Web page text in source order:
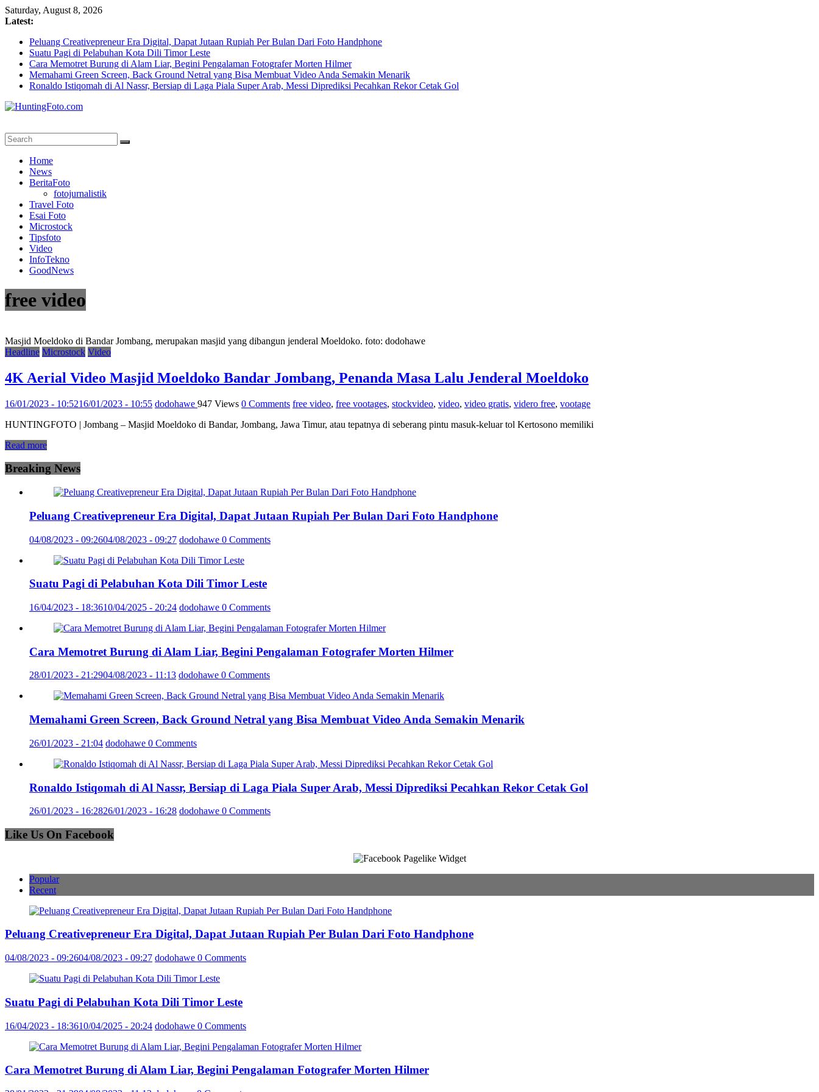
Skip
to
Saturday, August 8, 2026
Latest:
Peluang Creativepreneur Era Digital, Dapat Jutaan Rupiah Per Bulan Dari Foto Handphone
Suatu Pagi di Pelabuhan Kota Dili Timor Leste
Cara Memotret Burung di Alam Liar, Begini Pengalaman Fotografer Morten Hilmer
Memahami Green Screen, Back Ground Netral yang Bisa Membuat Video Anda Semakin Menarik
Ronaldo Istiqomah di Al Nassr, Bersiap di Laga Piala Super Arab, Messi Diprediksi Pecahkan Rekor Cetak Gol
Berita
Fotografi
Terpercaya
Home
News
BeritaFoto
fotojurnalistik
Travel Foto
Esai Foto
Microstock
Tipsfoto
Video
InfoTekno
GoodNews
free video
Masjid Moeldoko di Bandar Jombang, merupakan masjid yang dibangun jenderal Moeldoko. foto: dodohawe
Headline Microstock Video
4K Aerial Video Masjid Moeldoko Bandar Jombang, Penanda Masa Lalu Jenderal Moeldoko
16/01/2023 - 10:5216/01/2023 - 10:55 dodohawe 947 Views 0 Comments free video, free vootages, stockvideo, video, video gratis, videro free, vootage
HUNTINGFOTO | Jombang – Masjid Moeldoko di Bandar, Jombang, Jawa Timur, atau tepatnya di seberang pintu masuk-keluar tol Kertosono memiliki
Read more
Breaking News
Peluang Creativepreneur Era Digital, Dapat Jutaan Rupiah Per Bulan Dari Foto Handphone
04/08/2023 - 09:2604/08/2023 - 09:27 dodohawe 0 Comments
Suatu Pagi di Pelabuhan Kota Dili Timor Leste
16/04/2023 - 18:3610/04/2025 - 20:24 dodohawe 0 Comments
Cara Memotret Burung di Alam Liar, Begini Pengalaman Fotografer Morten Hilmer
28/01/2023 - 21:2904/08/2023 - 11:13 dodohawe 0 Comments
Memahami Green Screen, Back Ground Netral yang Bisa Membuat Video Anda Semakin Menarik
26/01/2023 - 21:04 dodohawe 0 Comments
Ronaldo Istiqomah di Al Nassr, Bersiap di Laga Piala Super Arab, Messi Diprediksi Pecahkan Rekor Cetak Gol
26/01/2023 - 16:2826/01/2023 - 16:28 dodohawe 0 Comments
Like Us On Facebook
Popular
Recent
Peluang Creativepreneur Era Digital, Dapat Jutaan Rupiah Per Bulan Dari Foto Handphone
04/08/2023 - 09:2604/08/2023 - 09:27 dodohawe 0 Comments
Suatu Pagi di Pelabuhan Kota Dili Timor Leste
16/04/2023 - 18:3610/04/2025 - 20:24 dodohawe 0 Comments
Cara Memotret Burung di Alam Liar, Begini Pengalaman Fotografer Morten Hilmer